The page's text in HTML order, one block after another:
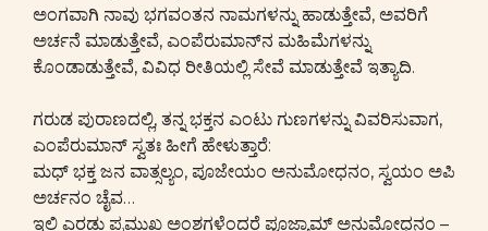
ಅಂಗವಾಗಿ ನಾವು ಭಗವಂತನ ನಾಮಗಳನ್ನು ಹಾಡುತ್ತೇವೆ, ಅವರಿಗೆ
ಅರ್ಚನೆ ಮಾಡುತ್ತೇವೆ, ಎಂಪೆರುಮಾನ್‌ನ ಮಹಿಮೆಗಳನ್ನು
ಕೊಂಡಾಡುತ್ತೇವೆ, ವಿವಿಧ ರೀತಿಯಲ್ಲಿ ಸೇವೆ ಮಾಡುತ್ತೇವೆ ಇತ್ಯಾದಿ.
ಗರುಡ ಪುರಾಣದಲ್ಲಿ, ತನ್ನ ಭಕ್ತನ ಎಂಟು ಗುಣಗಳನ್ನು ವಿವರಿಸುವಾಗ,
ಎಂಪೆರುಮಾನ್ ಸ್ವತಃ ಹೀಗೆ ಹೇಳುತ್ತಾರೆ:
ಮಧ್ ಭಕ್ತ ಜನ ವಾತ್ಸಲ್ಯಂ, ಪೂಜೇಯಂ ಅನುಮೋಧನಂ, ಸ್ವಯಂ ಅಪಿ
ಅರ್ಚನಂ ಚೈವ…
ಇಲ್ಲಿ ಎರಡು ಪ್ರಮುಖ ಅಂಶಗಳೆಂದರೆ ಪೂಜ್ಯಾಮ್ ಅನುಮೋಧನಂ –